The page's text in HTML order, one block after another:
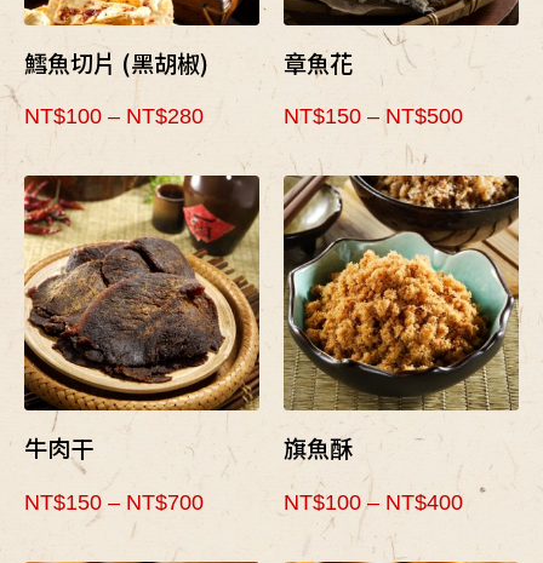
鱈魚切片 (黑胡椒)
NT$100 – NT$280
章魚花
NT$150 – NT$500
牛肉干
NT$150 – NT$700
旗魚酥
NT$100– NT$400